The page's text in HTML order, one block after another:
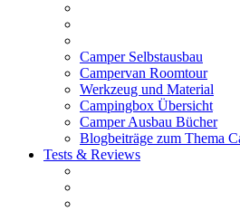
Camper Selbstausbau
Campervan Roomtour
Werkzeug und Material
Campingbox Übersicht
Camper Ausbau Bücher
Blogbeiträge zum Thema
Tests & Reviews